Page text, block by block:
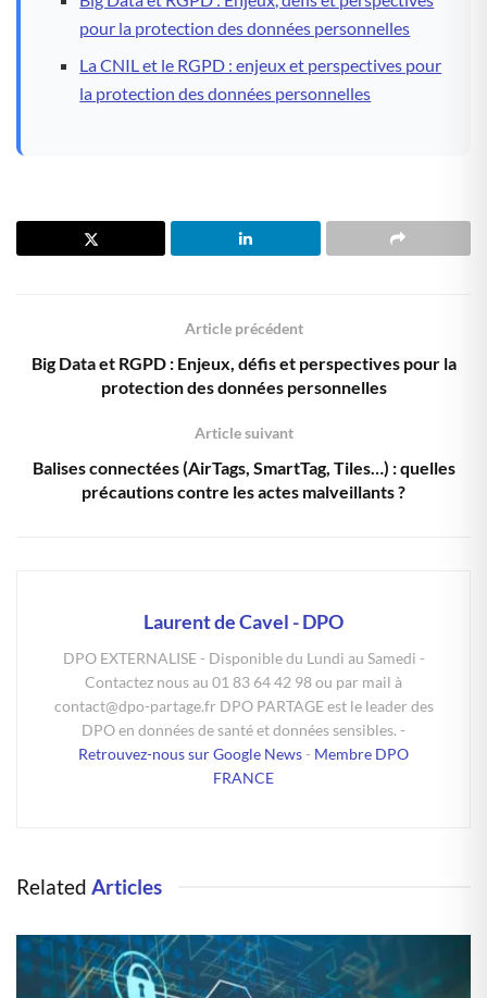
pour la protection des données personnelles
La CNIL et le RGPD : enjeux et perspectives pour
la protection des données personnelles
Article précédent
Big Data et RGPD : Enjeux, défis et perspectives pour la
protection des données personnelles
Article suivant
Balises connectées (AirTags, SmartTag, Tiles…) : quelles
précautions contre les actes malveillants ?
Laurent de Cavel - DPO
DPO EXTERNALISE - Disponible du Lundi au Samedi -
Contactez nous au 01 83 64 42 98 ou par mail à
contact@dpo-partage.fr DPO PARTAGE est le leader des
DPO en données de santé et données sensibles. -
Retrouvez-nous sur Google News- Membre DPO
FRANCE
Related Articles